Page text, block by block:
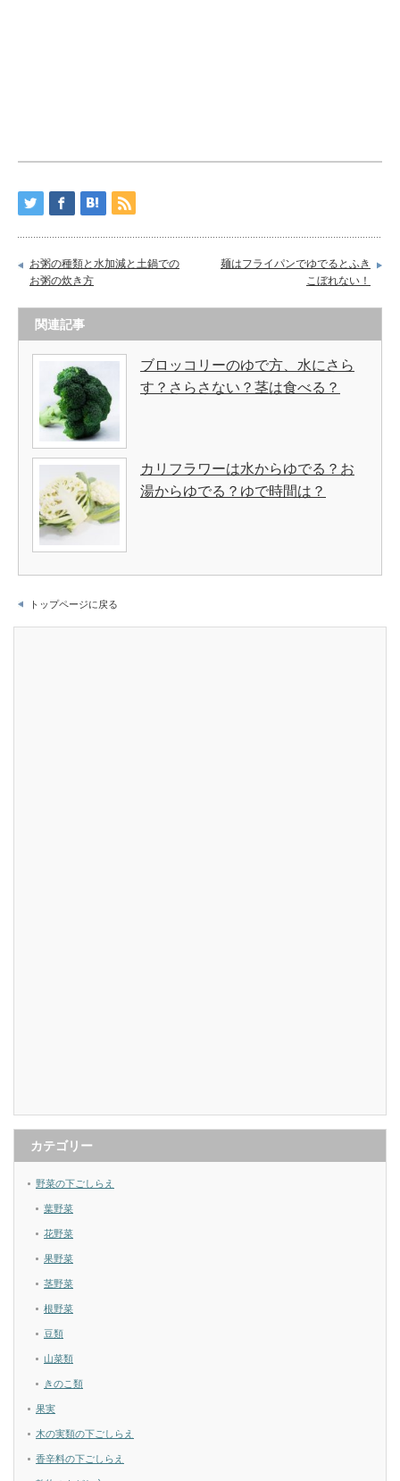
お粥の種類と水加減と土鍋での
お粥の炊き方
麺はフライパンでゆでるとふき
こぼれない！
関連記事
ブロッコリーのゆで方、水にさら
す？さらさない？茎は食べる？
カリフラワーは水からゆでる？お
湯からゆでる？ゆで時間は？
トップページに戻る
カテゴリー
野菜の下ごしらえ
葉野菜
花野菜
果野菜
茎野菜
根野菜
豆類
山菜類
きのこ類
果実
木の実類の下ごしらえ
香辛料の下ごしらえ